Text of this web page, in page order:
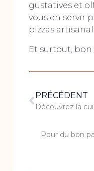
gustatives et
vous en servir
pizzas
Et surtout,
PRÉCÉDENT
Découvrez la
Pour du bon